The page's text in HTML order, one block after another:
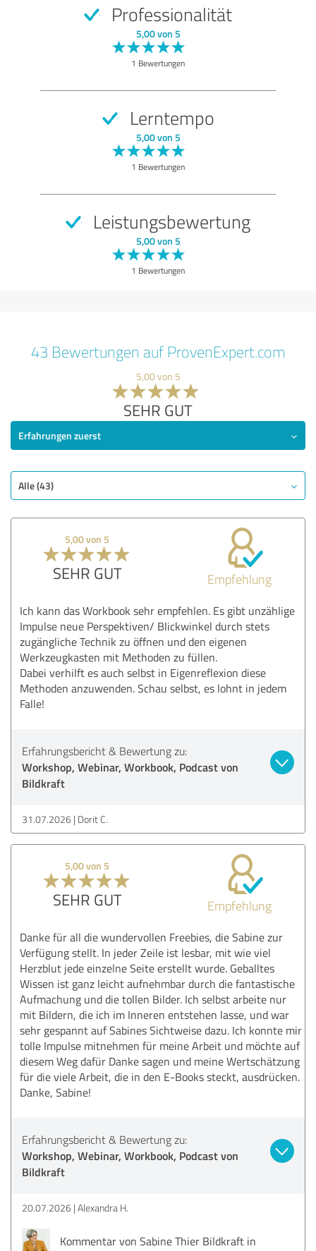
Professionalität
5,00 von 5
1 Bewertungen
Lerntempo
5,00 von 5
1 Bewertungen
Leistungsbewertung
5,00 von 5
1 Bewertungen
43 Bewertungen auf ProvenExpert.com
5,00 von 5
SEHR GUT
Erfahrungen zuerst
Alle (43)
5,00 von 5
SEHR GUT Empfehlung
Ich kann das Workbook sehr empfehlen. Es gibt unzählige
Impulse neue Perspektiven/ Blickwinkel durch stets
zugängliche Technik zu öffnen und den eigenen
Werkzeugkasten mit Methoden zu füllen.
Dabei verhilft es auch selbst in Eigenreflexion diese
Methoden anzuwenden. Schau selbst, es lohnt in jedem
Falle!
Erfahrungsbericht & Bewertung zu:
Workshop, Webinar, Workbook, Podcast von
Bildkraft
31.07.2026 Dorit C.
5,00 von 5
SEHR GUT Empfehlung
Danke für all die wundervollen Freebies, die Sabine zur
Verfügung stellt. In jeder Zeile ist lesbar, mit wie viel
Herzblut jede einzelne Seite erstellt wurde. Geballtes
Wissen ist ganz leicht aufnehmbar durch die fantastische
Aufmachung und die tollen Bilder. Ich selbst arbeite nur
mit Bildern, die ich im Inneren entstehen lasse, und war
sehr gespannt auf Sabines Sichtweise dazu. Ich konnte mir
tolle Impulse mitnehmen für meine Arbeit und möchte auf
diesem Weg dafür Danke sagen und meine Wertschätzung
für die viele Arbeit, die in den E-Books steckt, ausdrücken.
Danke, Sabine!
Erfahrungsbericht & Bewertung zu:
Workshop, Webinar, Workbook, Podcast von
Bildkraft
20.07.2026 Alexandra H.
Kommentar von Sabine Thier Bildkraft in